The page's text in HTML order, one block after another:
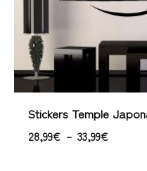
Stickers Temple
28,99€ – 33,99€